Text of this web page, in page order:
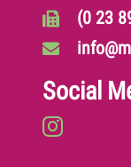
(0 23
Social